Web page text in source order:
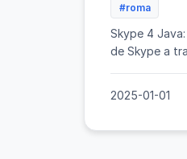
#roma
Skype 4
de Skype a
2025-01-01